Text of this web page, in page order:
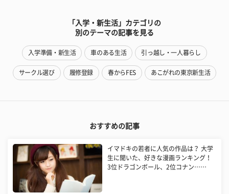
「入学・新生活」カテゴリの
別のテーマの記事を見る
入学準備・新生活 車のある生活 引っ越し・一人暮らし
サークル選び 履修登録 春からFES あこがれの東京新生活
おすすめの記事
イマドキの若者に人気の作品は？ 大学
生に聞いた、好きな漫画ランキング！
3位ドラゴンボール、2位コナン……